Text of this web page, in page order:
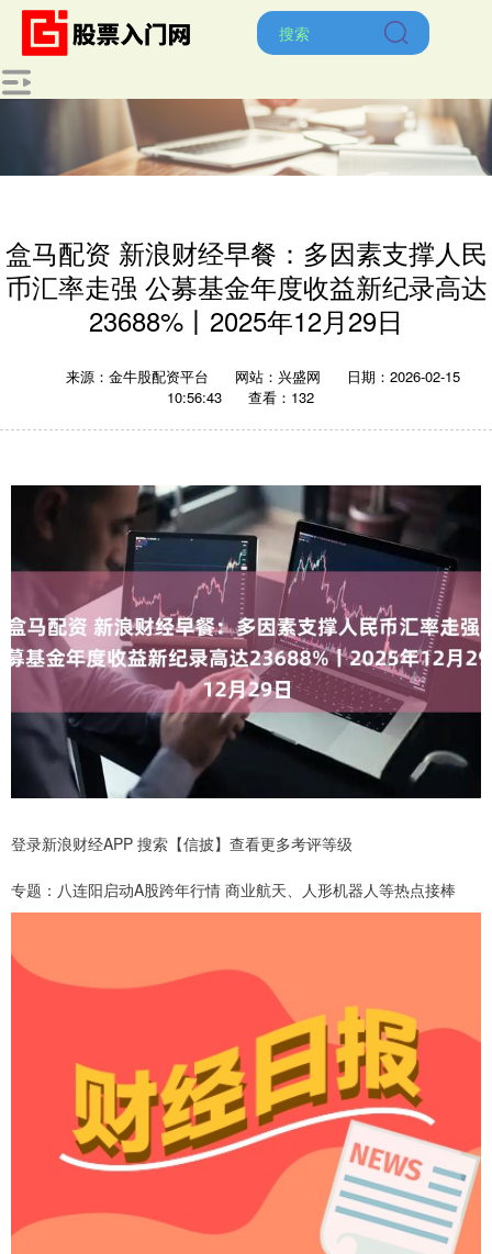
盒马配资 新浪财经早餐：多因素支撑人民
币汇率走强 公募基金年度收益新纪录高达
23688%丨2025年12月29日
来源：金牛股配资平台 网站：兴盛网
日期：2026-02-15
10:56:43
查看：132
登录新浪财经APP 搜索【信披】查看更多考评等级
专题：八连阳启动A股跨年行情 商业航天、人形机器人等热点接棒